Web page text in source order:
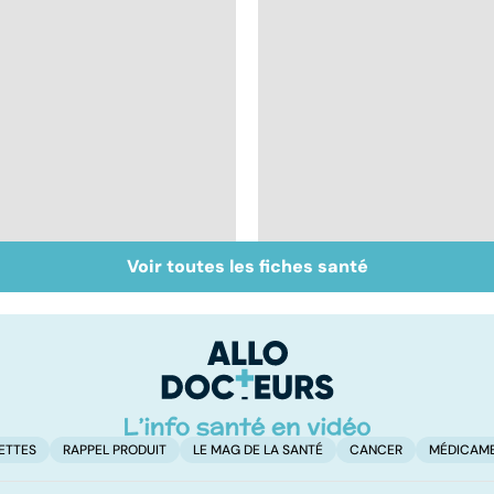
Tout savoir sur les
infections
Inflammation des
amygdales : que faire
Voir toutes les fiches santé
RAPPEL PRODUIT LE MAG DE LA SANTÉ CANCER